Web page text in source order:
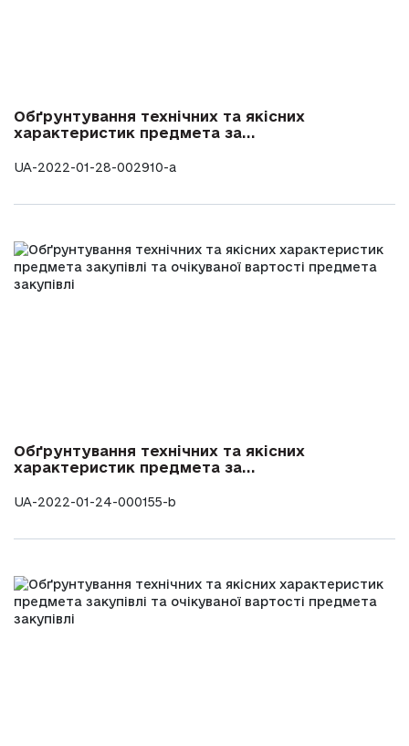
Обґрунтування технічних та якісних
характеристик предмета за...
UA-2022-01-28-002910-a
Обґрунтування технічних та якісних
характеристик предмета за...
UA-2022-01-24-000155-b